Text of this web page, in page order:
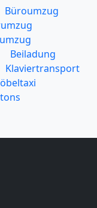
Büroumzug
Beiladung
Klaviertransport